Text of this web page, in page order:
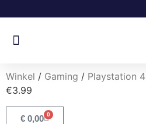
Winkel / Gaming / Playstation 4
€3.99
€ 0,00 0